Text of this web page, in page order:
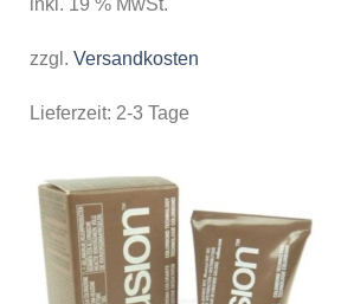
inkl. 19 % MwSt.
zzgl. Versandkosten
Lieferzeit: 2-3 Tage